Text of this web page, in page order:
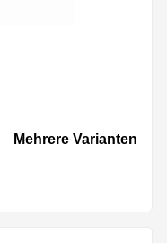
Mehrere Varianten